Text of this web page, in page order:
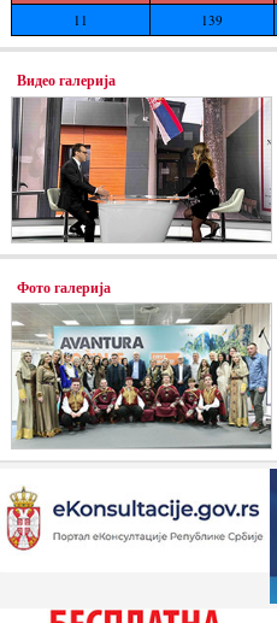
11 139
Видео галерија
Фото галерија